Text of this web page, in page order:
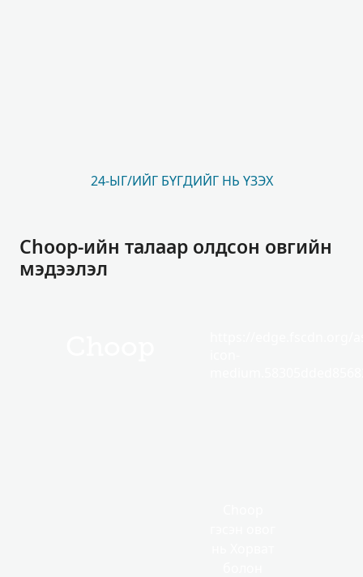
24-ЫГ/ИЙГ БҮГДИЙГ НЬ ҮЗЭХ
Choop-ийн талаар олдсон овгийн
мэдээлэл